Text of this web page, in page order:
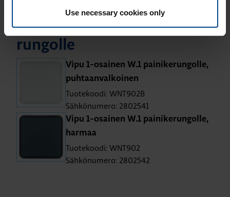
Use necessary cookies only
Vipu 1-osai­nen W.1 pai­ni­ke­
run­gol­le
Vipu 1-osai­nen W.1 pai­ni­ke­run­gol­le,
puh­taan­val­koi­nen
Tuotekoodi: WNT902B
Sähkönumero: 2802541
Vipu 1-osai­nen W.1 pai­ni­ke­run­gol­le,
har­maa
Tuotekoodi: WNT902
Sähkönumero: 2802542